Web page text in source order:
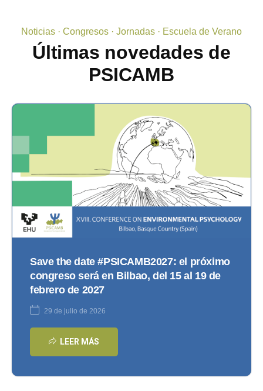
Noticias · Congresos · Jornadas · Escuela de Verano
Últimas novedades de
PSICAMB
Save the date #PSICAMB2027: el próximo
congreso será en Bilbao, del 15 al 19 de
febrero de 2027
29 de julio de 2026
LEER MÁS